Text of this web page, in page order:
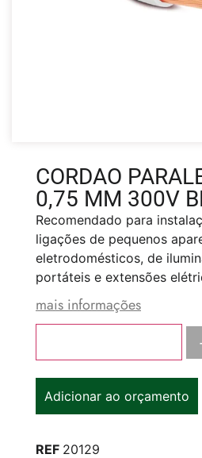
CORDAO
0,75 MM 300V
Recomendado para
ligações de pequenos
eletrodomésticos, de
portáteis e extensões
mais informações
Adicionar ao orçamento
REF 20129